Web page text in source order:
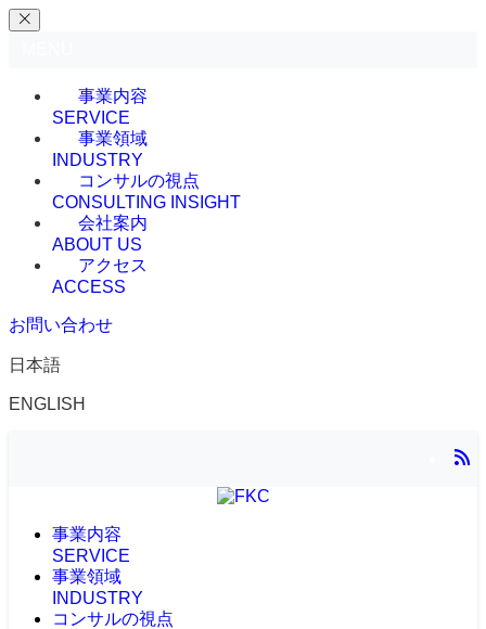
事業内容
SERVICE
事業領域
INDUSTRY
コンサルの視点
CONSULTING INSIGHT
会社案内
ABOUT US
アクセス
ACCESS
お問い合わせ
日本語
ENGLISH
事業内容
SERVICE
事業領域
INDUSTRY
コンサルの視点